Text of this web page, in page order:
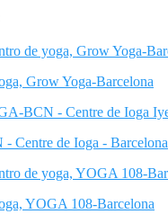
Grow Yoga-Barcelona
Centre de Ioga - Barcelona
YOGA 108-Barcelona